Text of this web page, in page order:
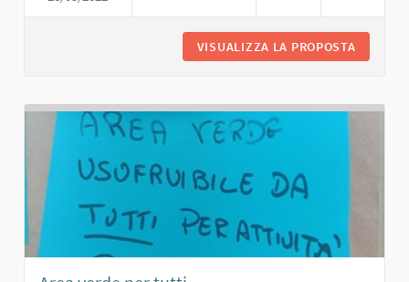
VISUALIZZA LA PROPOSTA